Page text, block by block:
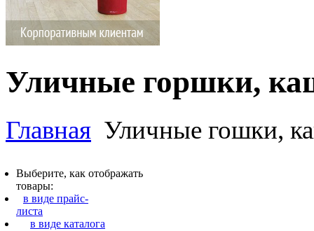
Уличные горшки,
Главная Уличные гошки,
Выберите, как отображать
товары:
в виде прайс-
листа
в виде каталога